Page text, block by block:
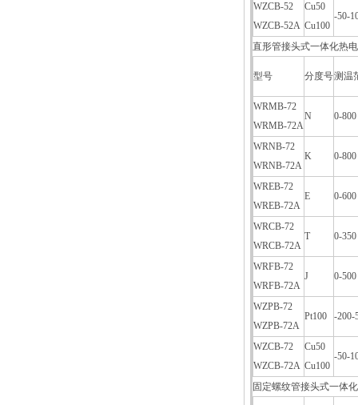
WZCB-52
WZCB-52A
Cu50
Cu100
-50-
直形管接头式一体化热
型号 分度号测温
WRMB-72
WRMB-72A
N 0-800
WRNB-72
WRNB-72A
K 0-800
WREB-72
WREB-72A
E 0-600
WRCB-72
WRCB-72A
T 0-350
WRFB-72
WRFB-72A
J 0-500
WZPB-72
WZPB-72A
Pt100 -200-
WZCB-72
WZCB-72A
Cu50
Cu100
-50-
固定螺纹管接头式一体